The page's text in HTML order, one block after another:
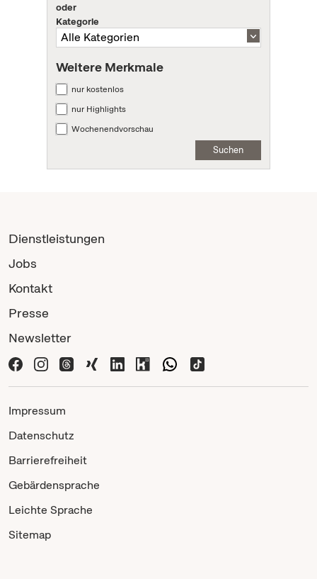
oder
Kategorie
Weitere Merkmale
nur kostenlos
nur Highlights
Wochenendvorschau
Suchen
Dienstleistungen
Jobs
Kontakt
Presse
Newsletter
Impressum
Datenschutz
Barrierefreiheit
Gebärdensprache
Leichte Sprache
Sitemap